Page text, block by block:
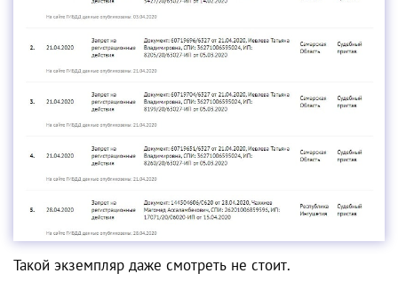
Такой экземпляр даже смотреть не стоит.